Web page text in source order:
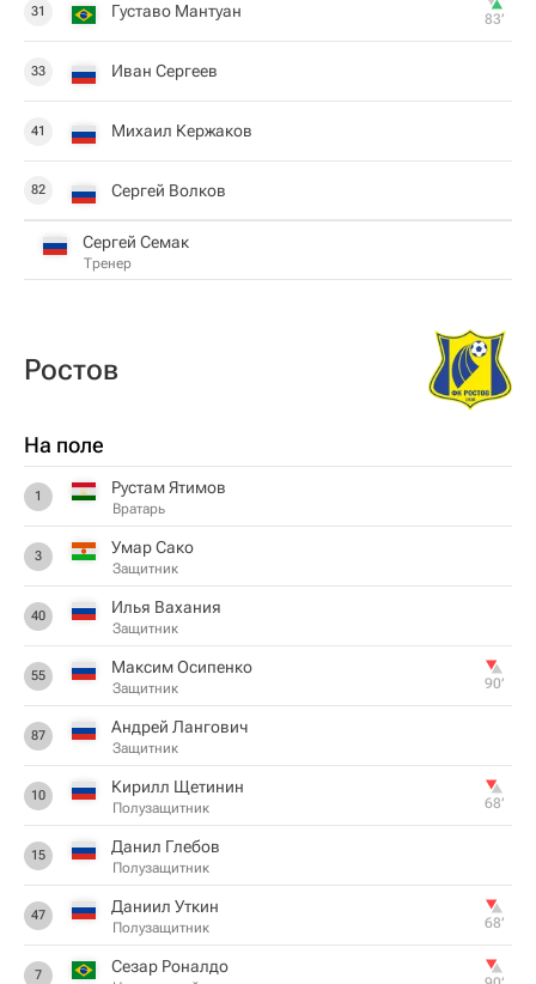
31 Густаво Мантуан 83‎’‎
33 Иван Сергеев
41 Михаил Кержаков
82 Сергей Волков
Сергей Семак
Тренер
Ростов
На поле
1 Рустам Ятимов
Вратарь
3 Умар Сако
Защитник
40 Илья Вахания
Защитник
55 Максим Осипенко
Защитник 90‎’‎
87 Андрей Лангович
Защитник
10 Кирилл Щетинин
Полузащитник 68‎’‎
15 Данил Глебов
Полузащитник
47 Даниил Уткин
Полузащитник 68‎’‎
7 Сезар Роналдо